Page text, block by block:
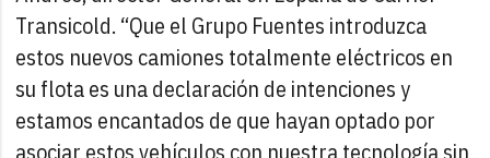
Transicold. “Que el Grupo Fuentes introduzca
estos nuevos camiones totalmente eléctricos en
su flota es una declaración de intenciones y
estamos encantados de que hayan optado por
asociar estos vehículos con nuestra tecnología sin